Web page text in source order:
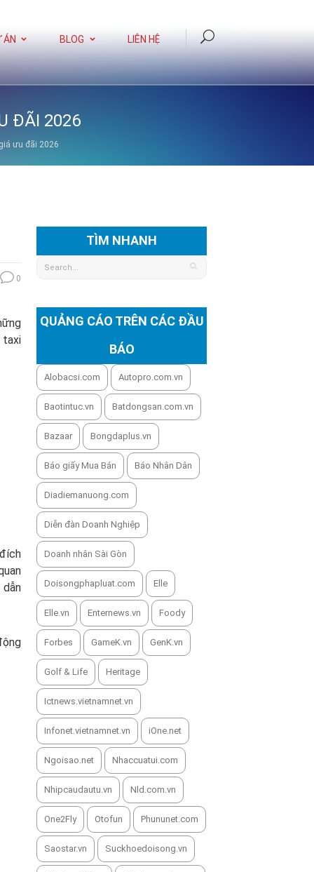
ÁN BLOG LIÊN HỆ
ĐÃI 2026
ưu đãi 2026
0
taxi
dẫn
TÌM NHANH
QUẢNG CÁO TRÊN CÁC ĐẦU
BÁO
Alobacsi.com Autopro.com.vn
Baotintuc.vn Batdongsan.com.vn
Bazaar Bongdaplus.vn
Báo giấy Mua Bán Báo Nhân Dân
Diadiemanuong.com
Diễn đàn Doanh Nghiệp
Doanh nhân Sài Gòn
Doisongphapluat.com Elle
Elle.vn Enternews.vn Foody
Forbes GameK.vn GenK.vn
Golf & Life Heritage
Ictnews.vietnamnet.vn
Infonet.vietnamnet.vn iOne.net
Ngoisao.net Nhaccuatui.com
Nhipcaudautu.vn Nld.com.vn
One2Fly Otofun Phununet.com
Saostar.vn Suckhoedoisong.vn